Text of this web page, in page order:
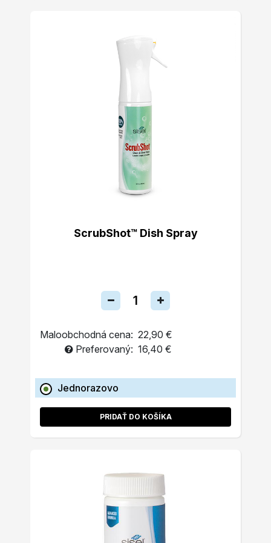
ScrubShot™ Dish Spray
Maloobchodná cena: 22,90 €
Preferovaný: 16,40 €
Jednorazovo
PRIDAŤ DO KOŠÍKA